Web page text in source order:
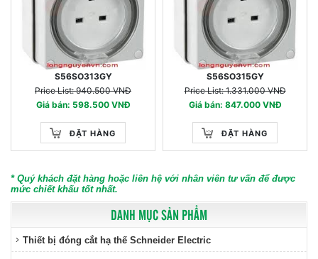
DANH MỤC SẢN PHẨM
Thiết bị đóng cắt hạ thế Schneider Electric
S56SO313GY
Price List: 940.500 VNĐ
Giá bán: 598.500 VNĐ
ĐẶT HÀNG
S56SO315GY
Price List: 1.331.000 VNĐ
Giá bán: 847.000 VNĐ
ĐẶT HÀNG
* Quý khách đặt hàng hoặc liên hệ với nhân viên tư vấn để được
mức chiết khấu tốt nhất.